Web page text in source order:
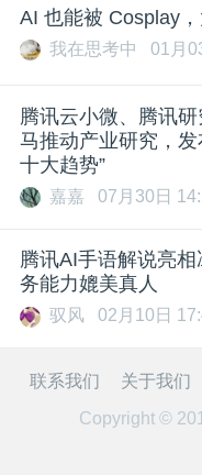
课
活
中
心
GAIR
AI 也能被 Cosplay
我在思考中 01月
腾讯云小微、腾讯
马推动产业研究，发
十大趋势”
嘉嘉 07月30日
腾讯AI手语解说亮
务能力媲美真人
驭风 02月10日
联系我们 关于我们
Copyright ©